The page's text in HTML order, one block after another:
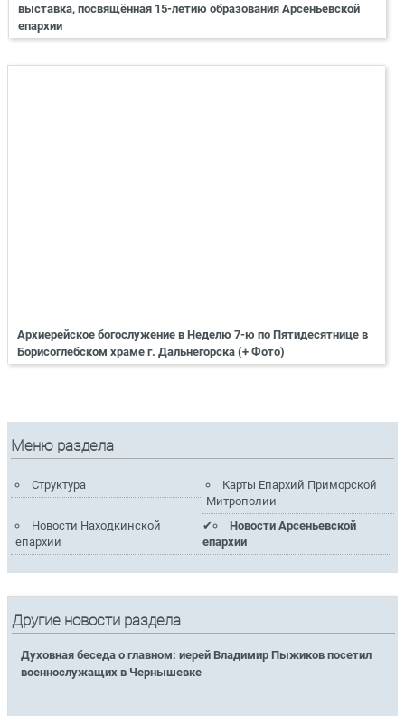
выставка, посвящённая 15-летию образования Арсеньевской
епархии
Архиерейское богослужение в Неделю 7-ю по Пятидесятнице в
Борисоглебском храме г. Дальнегорска (+ Фото)
Меню раздела
Структура
Карты Епархий Приморской
Митрополии
Новости Находкинской
епархии
Новости Арсеньевской
епархии
Другие новости раздела
Духовная беседа о главном: иерей Владимир Пыжиков посетил
военнослужащих в Чернышевке